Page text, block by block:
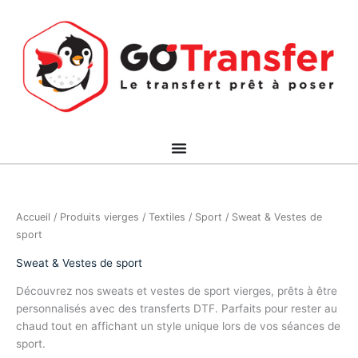
contenu
Accueil / Produits vierges / Textiles / Sport / Sweat & Vestes de
sport
Sweat & Vestes de sport
Découvrez nos sweats et vestes de sport vierges, prêts à être
personnalisés avec des transferts DTF. Parfaits pour rester au
chaud tout en affichant un style unique lors de vos séances de
sport.